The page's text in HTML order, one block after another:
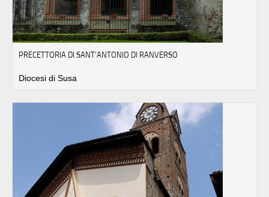
PRECETTORIA DI SANT’ANTONIO DI RANVERSO
Diocesi di Susa